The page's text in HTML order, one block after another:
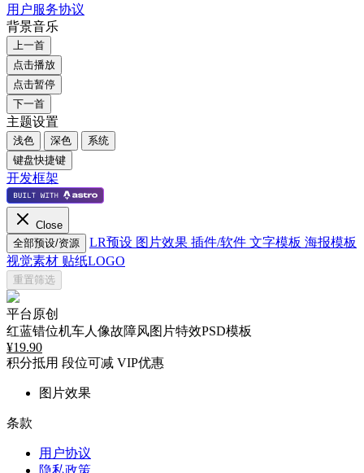
用户服务协议
背景音乐
上一首
点击播放
点击暂停
下一首
主题设置
浅色 深色
系统
键盘快捷键
开发框架
Close
全部预设/资源
LR预设 图片效果 插件/软件 文字模板 海报模板
视觉素材 贴纸LOGO
重置筛选
平台原创
红蓝错位机车人像故障风图片特效PSD模板
¥19.90
积分抵用 段位可减 VIP优惠
图片效果
条款
用户协议
隐私政策